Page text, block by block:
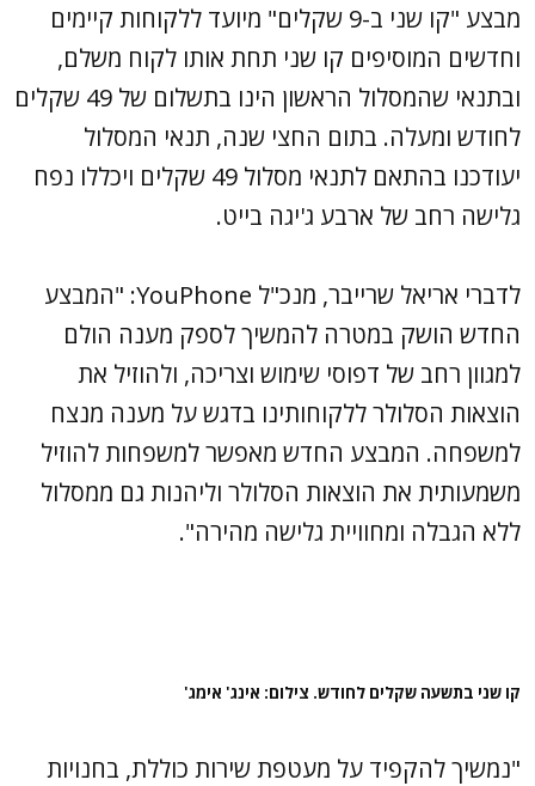
מבצע "קו שני ב-9 שקלים" מיועד ללקוחות קיימים
וחדשים המוסיפים קו שני תחת אותו לקוח משלם,
ובתנאי שהמסלול הראשון הינו בתשלום של 49 שקלים
לחודש ומעלה. בתום החצי שנה, תנאי המסלול
יעודכנו בהתאם לתנאי מסלול 49 שקלים ויכללו נפח
גלישה רחב של ארבע ג'יגה בייט.
לדברי אריאל שרייבר, מנכ"ל YouPhone: "המבצע
החדש הושק במטרה להמשיך לספק מענה הולם
למגוון רחב של דפוסי שימוש וצריכה, ולהוזיל את
הוצאות הסלולר ללקוחותינו בדגש על מענה מנצח
למשפחה. המבצע החדש מאפשר למשפחות להוזיל
משמעותית את הוצאות הסלולר וליהנות גם ממסלול
ללא הגבלה ומחוויית גלישה מהירה".
קו שני בתשעה שקלים לחודש. צילום: אינג' אימג'
"נמשיך להקפיד על מעטפת שירות כוללת, בחנויות